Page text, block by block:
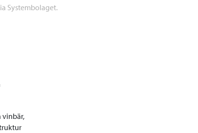
Systembolaget.
vinbär,